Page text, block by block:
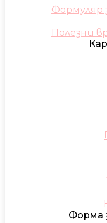
Формуляр
Полезни
Форма